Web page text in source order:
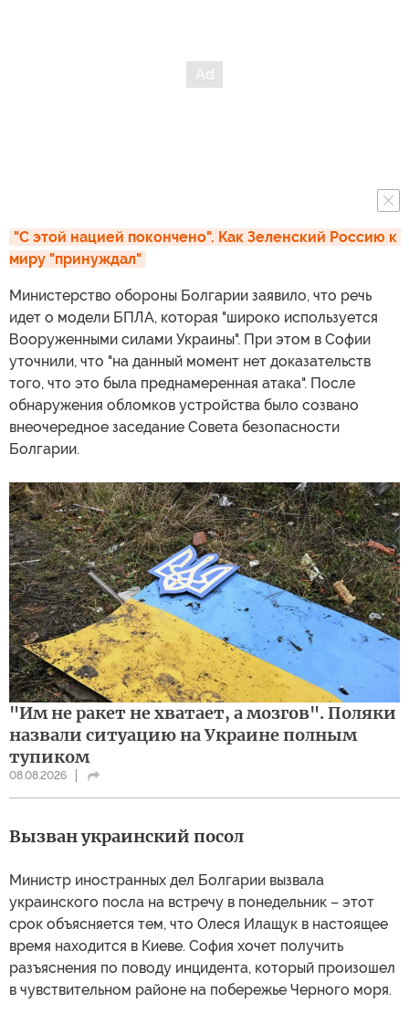
"С этой нацией покончено". Как Зеленский Россию к
миру "принуждал"
Министерство обороны Болгарии заявило, что речь
идет о модели БПЛА, которая "широко используется
Вооруженными силами Украины". При этом в Софии
уточнили, что "на данный момент нет доказательств
того, что это была преднамеренная атака". После
обнаружения обломков устройства было созвано
внеочередное заседание Совета безопасности
Болгарии.
"Им не ракет не хватает, а мозгов". Поляки
назвали ситуацию на Украине полным
тупиком
08.08.2026
Вызван украинский посол
Министр иностранных дел Болгарии вызвала
украинского посла на встречу в понедельник – этот
срок объясняется тем, что Олеся Илащук в настоящее
время находится в Киеве. София хочет получить
разъяснения по поводу инцидента, который произошел
в чувствительном районе на побережье Черного моря.